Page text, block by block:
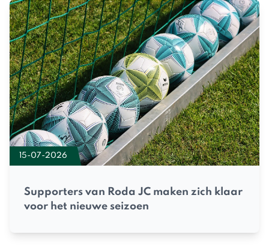
15-07-2026
Supporters van Roda JC maken zich klaar
voor het nieuwe seizoen